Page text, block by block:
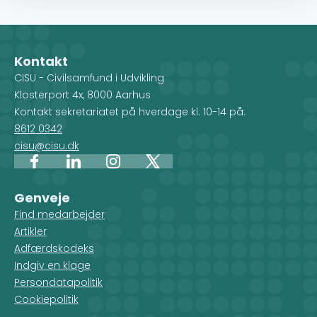
Kontakt
CISU - Civilsamfund i Udvikling
Klosterport 4x, 8000 Aarhus
Kontakt sekretariatet på hverdage kl. 10-14 på:
8612 0342
cisu@cisu.dk
FacebookLinkedInInstagram
X
Genveje
Find medarbejder
Artikler
Adfærdskodeks
Indgiv en klage
Persondatapolitik
Cookiepolitik